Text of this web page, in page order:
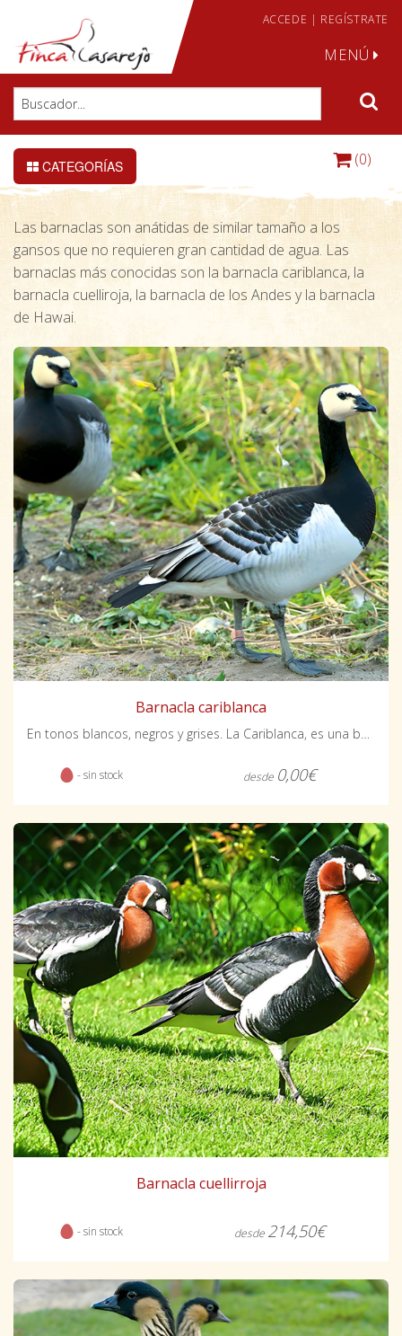
ACCEDE | REGÍSTRATE
MENÚ
CATEGORÍAS (0)
Las barnaclas son anátidas de similar tamaño a los
gansos que no requieren gran cantidad de agua. Las
barnaclas más conocidas son la barnacla cariblanca, la
barnacla cuelliroja, la barnacla de los Andes y la barnacla
de Hawai.
Barnacla cariblanca
En tonos blancos, negros y grises. La Cariblanca, es una barnacla de extrema belleza
- sin stock desde 0,00€
Barnacla cuellirroja
- sin stock desde 214,50€